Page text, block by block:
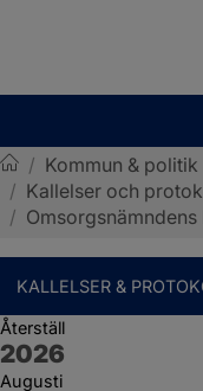
Sotenäs kommun
/ Kommun & politik
/ Kallelser och
/
KALLELSER &
Återställ
År:
2026
Augusti